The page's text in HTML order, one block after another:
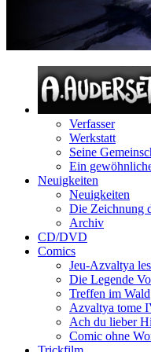
Verfasser
Werkstatt
Seine
Ein
Neuigkeiten
Neuigkeiten
Die Zeichnung
Archiv
CD/DVD
Comics
Jeu-Azvaltya
Die Legende
Treffen im Wald
Azvaltya tome
Ach du lieber
Comic ohne